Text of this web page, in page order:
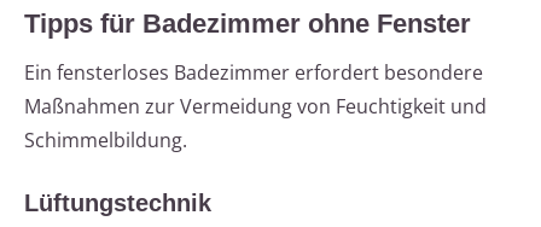
Tipps für Badezimmer ohne Fenster
Ein fensterloses Badezimmer erfordert besondere
Maßnahmen zur Vermeidung von Feuchtigkeit und
Schimmelbildung.
Lüftungstechnik